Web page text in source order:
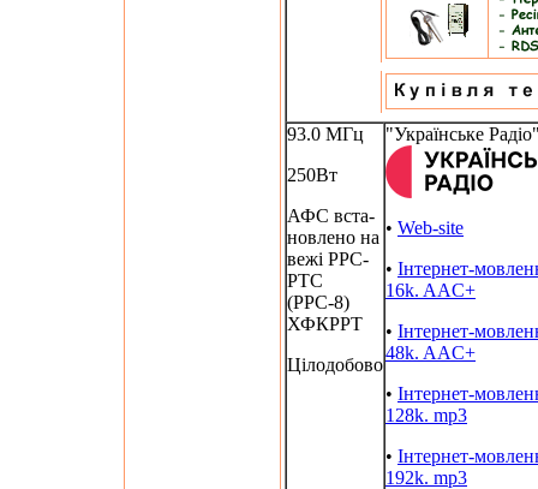
93.0 МГц
250Вт
АФС вста-
новлено на
вежі РРС-
РТС
(РРС-8)
ХФКРРТ
Цілодобово
"Українське
• Web-site
• Інтернет-
16k. AAC+
• Інтернет-
48k. AAC+
• Інтернет-
128k. mp3
• Інтернет-
192k. mp3